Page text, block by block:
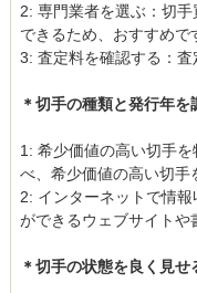
2: 専門業者を選ぶ：切
できるため、おすすめで
3: 査定料を確認する：査
＊切手の種類と発行年を
1: 希少価値の高い切手
べ、希少価値の高い切手
2: インターネットで情
ができるウェブサイトや
＊切手の状態を良く見せ